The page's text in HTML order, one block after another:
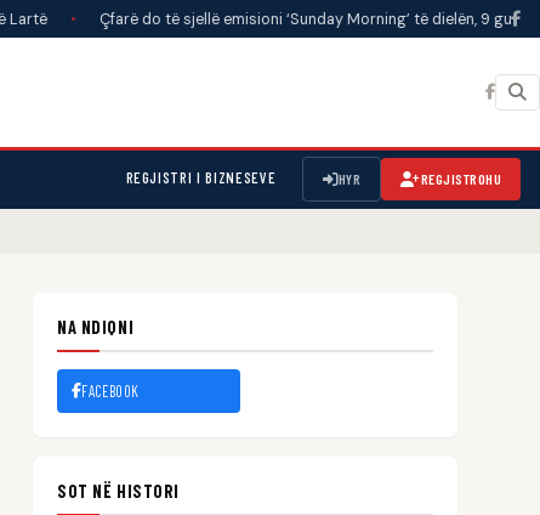
Çfarë do të sjellë emisioni ‘Sunday Morning’ të dielën, 9 gusht •
REGJISTRI I BIZNESEVE HYR REGJISTROHU
NA NDIQNI
FACEBOOK
SOT NË HISTORI